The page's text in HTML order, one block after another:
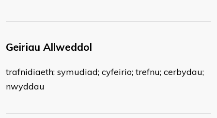
Geiriau Allweddol
trafnidiaeth; symudiad; cyfeirio; trefnu; cerbydau;
nwyddau